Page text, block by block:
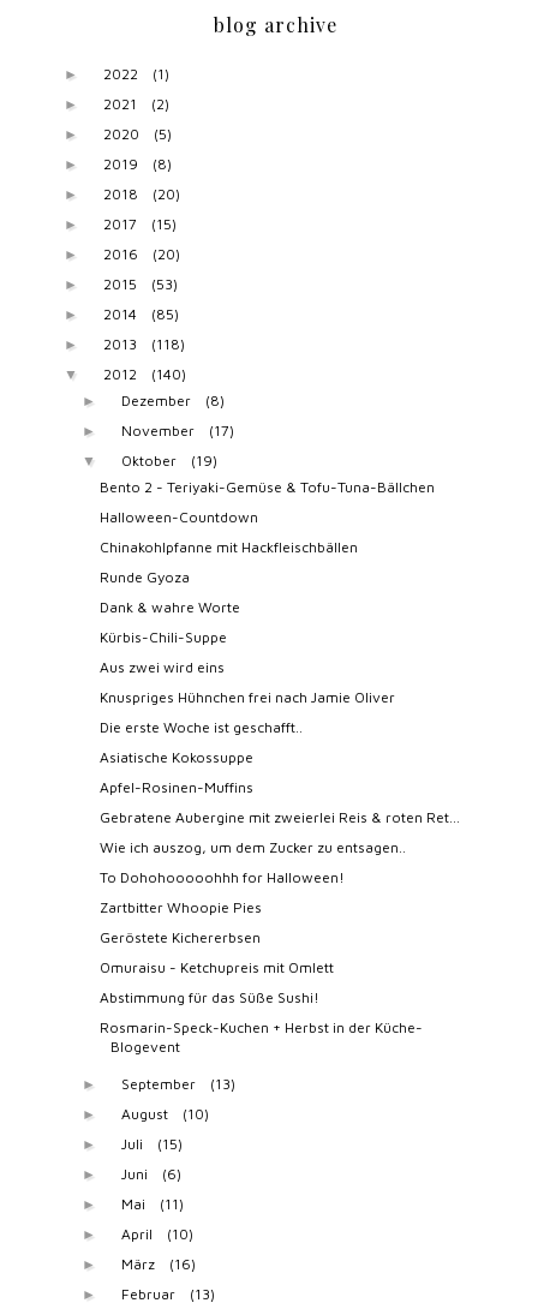
blog archive
► 2022 (1)
► 2021 (2)
► 2020 (5)
► 2019 (8)
► 2018 (20)
► 2017 (15)
► 2016 (20)
► 2015 (53)
► 2014 (85)
► 2013 (118)
▼ 2012 (140)
► Dezember (8)
► November (17)
▼ Oktober
(19)
Bento 2 - Teriyaki-Gemüse & Tofu-Tuna-Bällchen
Halloween-Countdown
Chinakohlpfanne mit Hackfleischbällen
Runde Gyoza
Dank & wahre Worte
Kürbis-Chili-Suppe
Aus zwei wird eins
Knuspriges Hühnchen frei nach Jamie Oliver
Die erste Woche ist geschafft..
Asiatische Kokossuppe
Apfel-Rosinen-Muffins
Gebratene Aubergine mit zweierlei Reis & roten Ret...
Wie ich auszog, um dem Zucker zu entsagen..
To Dohohooooohhh for Halloween!
Zartbitter Whoopie Pies
Geröstete Kichererbsen
Omuraisu - Ketchupreis mit Omlett
Abstimmung für das Süße Sushi!
Rosmarin-Speck-Kuchen + Herbst in der Küche-
Blogevent
► September (13)
► August (10)
► Juli (15)
► Juni (6)
► Mai (11)
► April (10)
► März (16)
► Februar (13)